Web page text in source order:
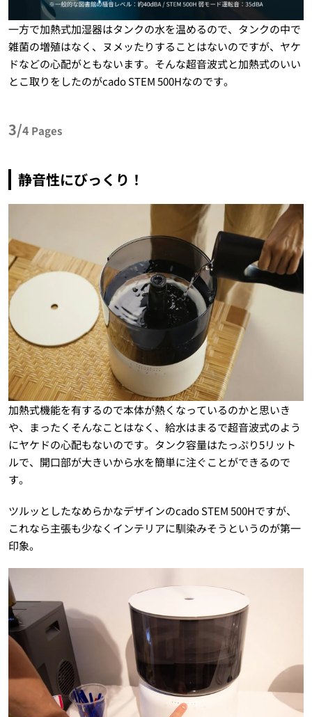
一方で加熱式加湿器はタンクの水を温めるので、タンクの中で
雑菌の増殖はなく、ヌメッたりすることはないのですが、ヤケ
ドなどの心配がともないます。そんな超音波式と加熱式のいい
とこ取りをしたのがcado STEM 500Hなのです。
3/4 Pages
静音性にびっくり！
加熱式機能を有するので本体が熱くなっているのかと思いき
や、まったくそんなことはなく、給水はまるで超音波式のよう
にヤケドの心配もないのです。タンク容量はたっぷり5リット
ルで、開口部が大きいから水を簡単に注ぐことができるので
す。
ツルッとしたなめらかなデザインのcado STEM 500Hですが、
これなら主張も少なくインテリアに馴染みそうというのが第一
印象。